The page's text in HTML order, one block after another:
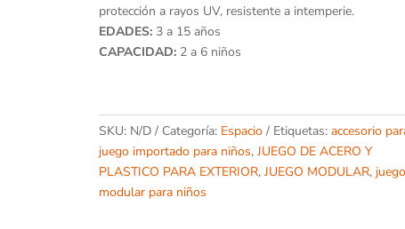
protección a rayos UV, resistente a intemperie.
EDADES:3 a 15 años
CAPACIDAD:2 a 6 niños
SKU: N/D Categoría: Espacio Etiquetas: accesorio
juego importado para niños, JUEGO DE ACERO Y
PLASTICO PARA EXTERIOR, JUEGO MODULAR, juego
modular para niños